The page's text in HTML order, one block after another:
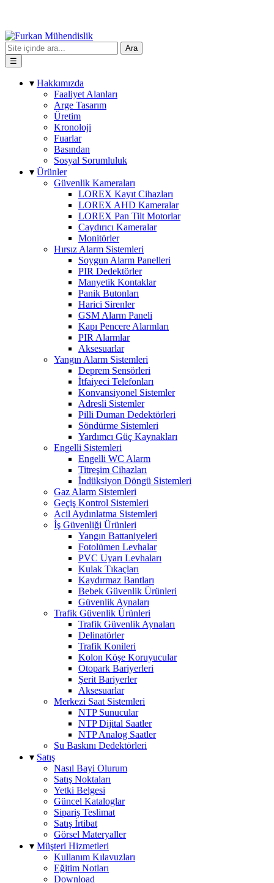
Ara
☰
▾ Hakkımızda
Faaliyet Alanları
Arge Tasarım
Üretim
Kronoloji
Fuarlar
Basından
Sosyal Sorumluluk
▾ Ürünler
Güvenlik Kameraları
LOREX Kayıt Cihazları
LOREX AHD Kameralar
LOREX Pan Tilt Motorlar
Caydırıcı Kameralar
Monitörler
Hırsız Alarm Sistemleri
Soygun Alarm Panelleri
PIR Dedektörler
Manyetik Kontaklar
Panik Butonları
Harici Sirenler
GSM Alarm Paneli
Kapı Pencere Alarmları
PIR Alarmlar
Aksesuarlar
Yangın Alarm Sistemleri
Deprem Sensörleri
İtfaiyeci Telefonları
Konvansiyonel Sistemler
Adresli Sistemler
Pilli Duman Dedektörleri
Söndürme Sistemleri
Yardımcı Güç Kaynakları
Engelli Sistemleri
Engelli WC Alarm
Titreşim Cihazları
İndüksiyon Döngü Sistemleri
Gaz Alarm Sistemleri
Geçiş Kontrol Sistemleri
Acil Aydınlatma Sistemleri
İş Güvenliği Ürünleri
Yangın Battaniyeleri
Fotolümen Levhalar
PVC Uyarı Levhaları
Kulak Tıkaçları
Kaydırmaz Bantları
Bebek Güvenlik Ürünleri
Güvenlik Aynaları
Trafik Güvenlik Ürünleri
Trafik Güvenlik Aynaları
Delinatörler
Trafik Konileri
Kolon Köşe Koruyucular
Otopark Bariyerleri
Şerit Bariyerler
Aksesuarlar
Merkezi Saat Sistemleri
NTP Sunucular
NTP Dijital Saatler
NTP Analog Saatler
Su Baskını Dedektörleri
▾ Satış
Nasıl Bayi Olurum
Satış Noktaları
Yetki Belgesi
Güncel Kataloglar
Sipariş Teslimat
Satış İrtibat
Görsel Materyaller
▾ Müşteri Hizmetleri
Kullanım Kılavuzları
Eğitim Notları
Download